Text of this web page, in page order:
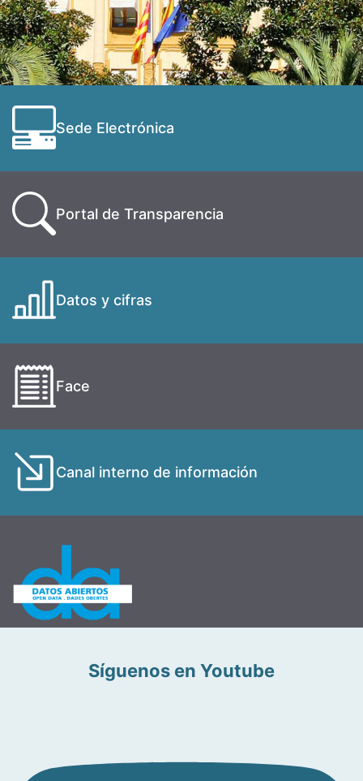
Sede Electrónica
Portal de Transparencia
Datos y cifras
Face
Canal interno de información
Síguenos en Youtube